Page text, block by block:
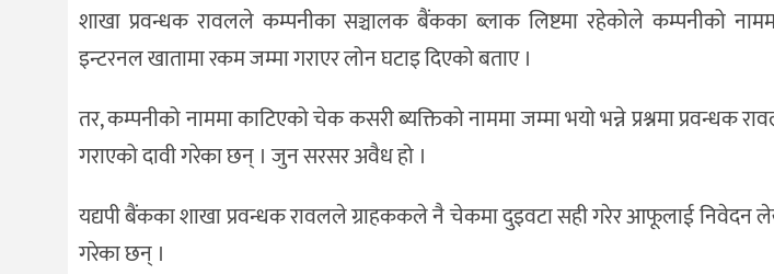
शाखा प्रवन्धक रावलले कम्पनीका सञ्चालक बैंकका ब्लाक लिष्टमा रहेकोले कम्पनीको
इन्टरनल खातामा रकम जम्मा गराएर लोन घटाइ दिएको बताए ।
तर, कम्पनीको नाममा काटिएको चेक कसरी ब्यक्तिको नाममा जम्मा भयो भन्ने प्रश्नमा प्रवन्धक
गराएको दावी गरेका छन् । जुन सरसर अवैध हो ।
यद्यपी बैंकका शाखा प्रवन्धक रावलले ग्राहककले नै चेकमा दुइवटा सही गरेर आफूलाई निवेदन
गरेका छन् ।